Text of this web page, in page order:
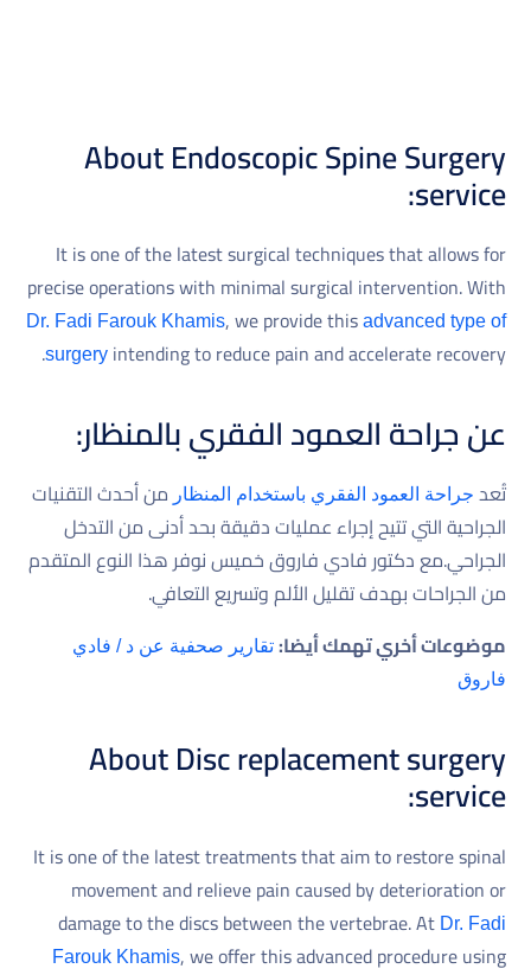
About Endoscopic Spine Surgery
service:
It is one of the latest surgical techniques that allows for
precise operations with minimal surgical intervention. With
Dr. Fadi Farouk Khamis, we provide this advanced type of
surgeryintending to reduce pain and accelerate recovery.
عن جراحة العمود الفقري بالمنظار:
تُعد جراحة العمود الفقري باستخدام المنظار من أحدث التقنيات
الجراحية التي تتيح إجراء عمليات دقيقة بحد أدنى من التدخل
الجراحي.مع دكتور فادي فاروق خميس نوفر هذا النوع المتقدم
من الجراحات بهدف تقليل الألم وتسريع التعافي.
موضوعات أخري تهمك أيضا: تقارير صحفية عن د / فادي
فاروق
About Disc replacement surgery
service:
It is one of the latest treatments that aim to restore spinal
movement and relieve pain caused by deterioration or
damage to the discs between the vertebrae. At Dr. Fadi
Farouk Khamis, we offer this advanced procedure using